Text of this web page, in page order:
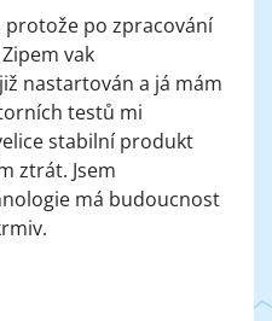
protože po zpracování
vak
nastartován a já mám
testů mi
stabilní produkt
ztrát. Jsem
má budoucnost